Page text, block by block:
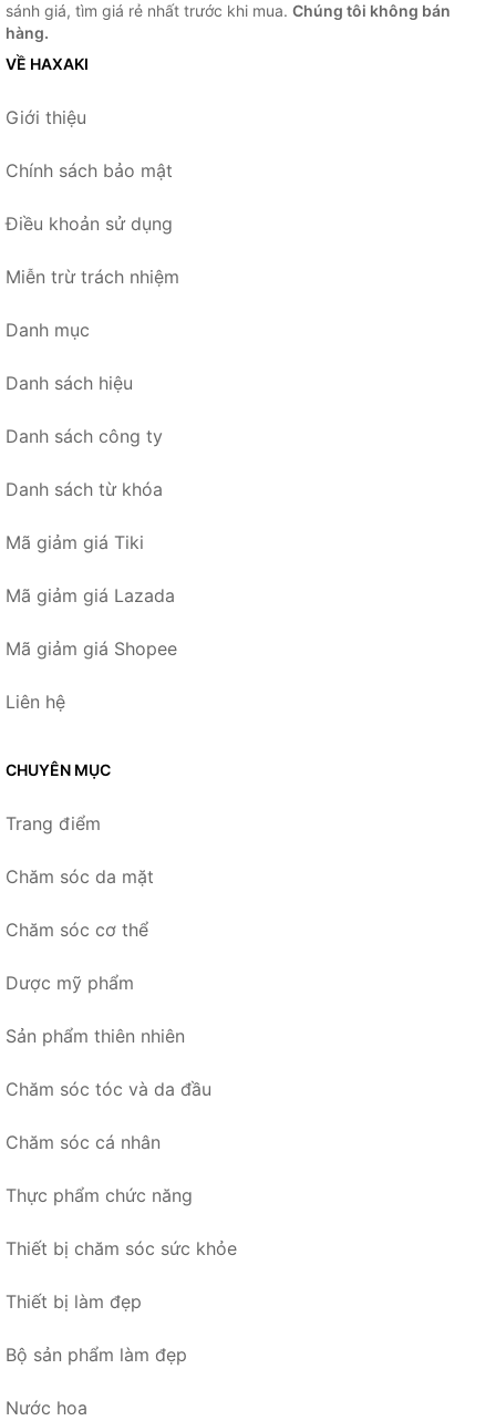
sánh giá, tìm giá rẻ nhất trước khi mua. Chúng tôi không bán
hàng.
VỀ HAXAKI
Giới thiệu
Chính sách bảo mật
Điều khoản sử dụng
Miễn trừ trách nhiệm
Danh mục
Danh sách hiệu
Danh sách công ty
Danh sách từ khóa
Mã giảm giá Tiki
Mã giảm giá Lazada
Mã giảm giá Shopee
Liên hệ
CHUYÊN MỤC
Trang điểm
Chăm sóc da mặt
Chăm sóc cơ thể
Dược mỹ phẩm
Sản phẩm thiên nhiên
Chăm sóc tóc và da đầu
Chăm sóc cá nhân
Thực phẩm chức năng
Thiết bị chăm sóc sức khỏe
Thiết bị làm đẹp
Bộ sản phẩm làm đẹp
Nước hoa